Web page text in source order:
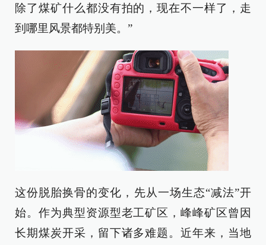
除了煤矿什么都没有拍的，现在不一样了，走
到哪里风景都特别美。”
这份脱胎换骨的变化，先从一场生态“减法”开
始。作为典型资源型老工矿区，峰峰矿区曾因
长期煤炭开采，留下诸多难题。近年来，当地